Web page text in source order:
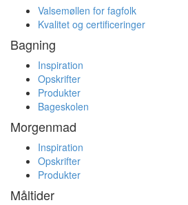
Valsemøllen for fagfolk
Kvalitet og certificeringer
Bagning
Inspiration
Opskrifter
Produkter
Bageskolen
Morgenmad
Inspiration
Opskrifter
Produkter
Måltider